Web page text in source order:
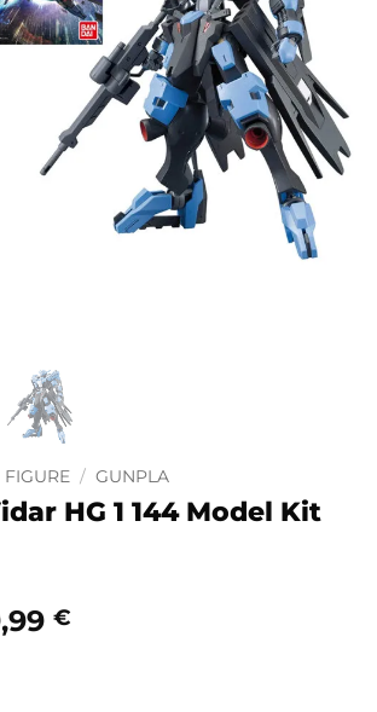
FIGURE / GUNPLA
HG 1 144 Model Kit
€